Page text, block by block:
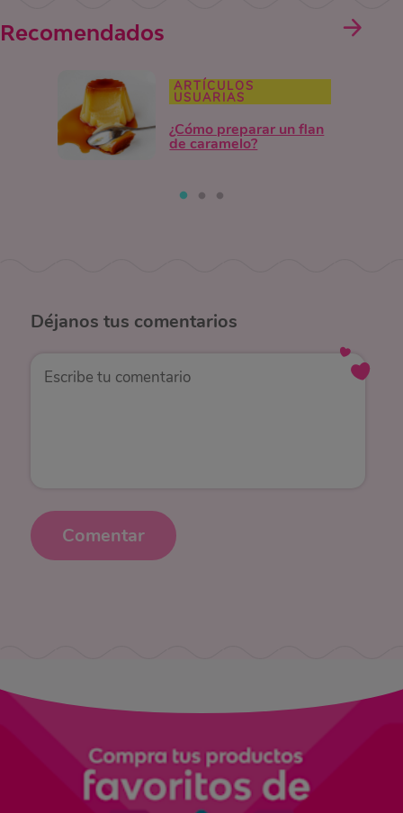
Recomendados
ARTÍCULOS
USUARIAS
¿Cómo preparar un flan
de caramelo?
Déjanos tus comentarios
Comentar